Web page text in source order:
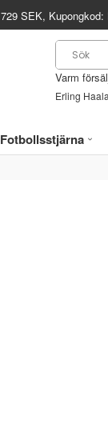
729 SEK, Kupongkod:
Varm
Erling
Fotbollsstjärna